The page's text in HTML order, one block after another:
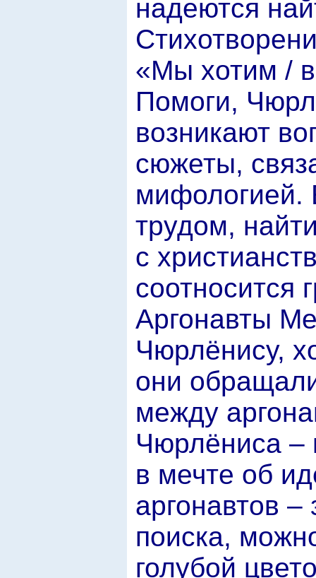
надеются
«Мы хотим /
Помоги,
возникают
сюжеты,
мифологией.
трудом,
с
соотносится
Аргонавты
Чюрлёнису,
они
между
Чюрлёниса –
в мечте об
аргонавтов
поиска,
голубой